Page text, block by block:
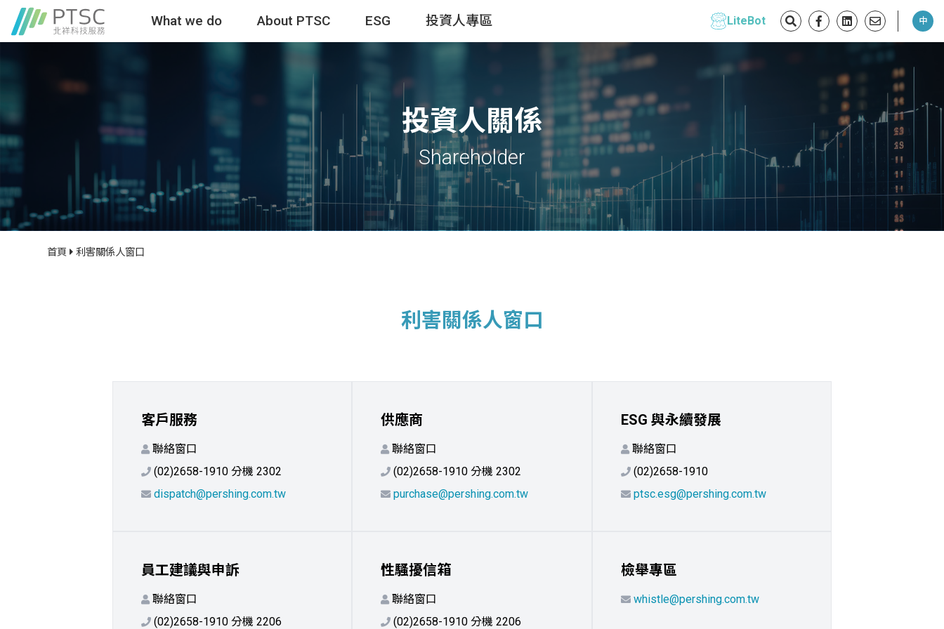
What we do About PTSC ESG 投資人專區 LiteBot 中
投資人關係
Shareholder
首頁 利害關係人窗口
利害關係人窗口
客戶服務
聯絡窗口
(02)2658-1910 分機 2302
dispatch@pershing.com.tw
供應商
聯絡窗口
(02)2658-1910 分機 2302
purchase@pershing.com.tw
ESG 與永續發展
聯絡窗口
(02)2658-1910
ptsc.esg@pershing.com.tw
員工建議與申訴
聯絡窗口
(02)2658-1910 分機 2206
性騷擾信箱
聯絡窗口
(02)2658-1910 分機 2206
檢舉專區
whistle@pershing.com.tw